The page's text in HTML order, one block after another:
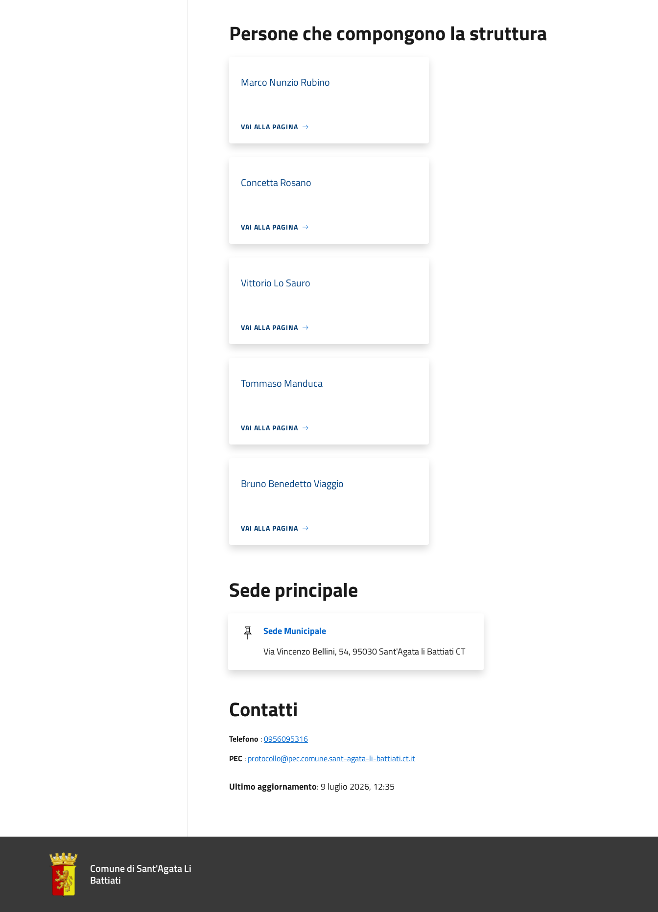
Persone che compongono la struttura
Marco Nunzio Rubino
VAI ALLA PAGINA
Concetta Rosano
VAI ALLA PAGINA
Vittorio Lo Sauro
VAI ALLA PAGINA
Tommaso Manduca
VAI ALLA PAGINA
Bruno Benedetto Viaggio
VAI ALLA PAGINA
Sede principale
Sede Municipale
Via Vincenzo Bellini, 54, 95030 Sant'Agata li Battiati CT
Contatti
Telefono :0956095316
PEC : protocollo@pec.comune.sant-agata-li-battiati.ct.it
Ultimo aggiornamento: 9 luglio 2026, 12:35
Comune di Sant'Agata Li
Battiati